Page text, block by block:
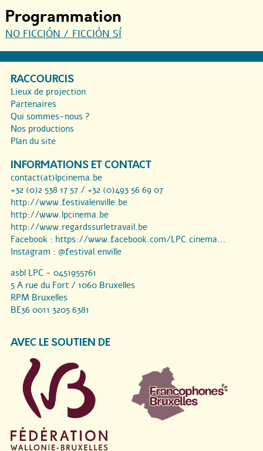
Programmation
NO FICCIÓN / FICCIÓN SÍ
RACCOURCIS
Lieux de projection
Partenaires
Qui sommes-nous ?
Nos productions
Plan du site
INFORMATIONS ET CONTACT
contact(at)lpcinema.be
+32 (0)2 538 17 57 / +32 (0)493 56 69 07
http://www.festivalenville.be
http://www.lpcinema.be
http://www.regardssurletravail.be
Facebook : https://www.facebook.com/LPC.cinema...
Instagram : @festival.enville
asbl LPC - 0451955761
5 A rue du Fort / 1060 Bruxelles
RPM Bruxelles
BE36 0011 3205 6381
AVEC LE SOUTIEN DE